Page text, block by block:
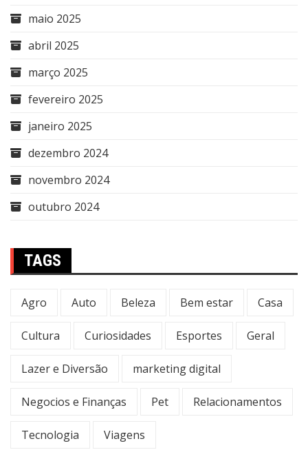
maio 2025
abril 2025
março 2025
fevereiro 2025
janeiro 2025
dezembro 2024
novembro 2024
outubro 2024
TAGS
Agro Auto Beleza Bem estar Casa
Cultura Curiosidades Esportes Geral
Lazer e Diversão marketing digital
Negocios e Finanças Pet Relacionamentos
Tecnologia Viagens